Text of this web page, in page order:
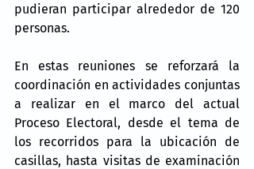
pudieran participar alrededor de 120
personas.
En estas reuniones se reforzará la
coordinación en actividades conjuntas
a realizar en el marco del actual
Proceso Electoral, desde el tema de
los recorridos para la ubicación de
casillas, hasta visitas de examinación